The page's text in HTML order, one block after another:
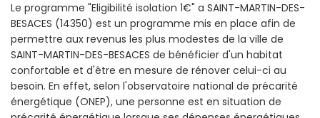
Le programme "Eligibilité isolation 1€" a SAINT-MARTIN-DES-
BESACES (14350) est un programme mis en place afin de
permettre aux revenus les plus modestes de la ville de
SAINT-MARTIN-DES-BESACES de bénéficier d'un habitat
confortable et d'être en mesure de rénover celui-ci au
besoin. En effet, selon l'observatoire national de précarité
énergétique (ONEP), une personne est en situation de